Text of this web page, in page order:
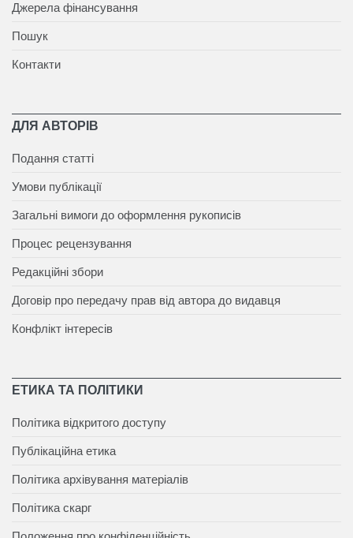
Джерела фінансування
Пошук
Контакти
ДЛЯ АВТОРІВ
Подання статті
Умови публікації
Загальні вимоги до оформлення рукописів
Процес рецензування
Редакційні збори
Договір про передачу прав від автора до видавця
Конфлікт інтересів
ЕТИКА ТА ПОЛІТИКИ
Політика відкритого доступу
Публікаційна етика
Політика архівування матеріалів
Політика скарг